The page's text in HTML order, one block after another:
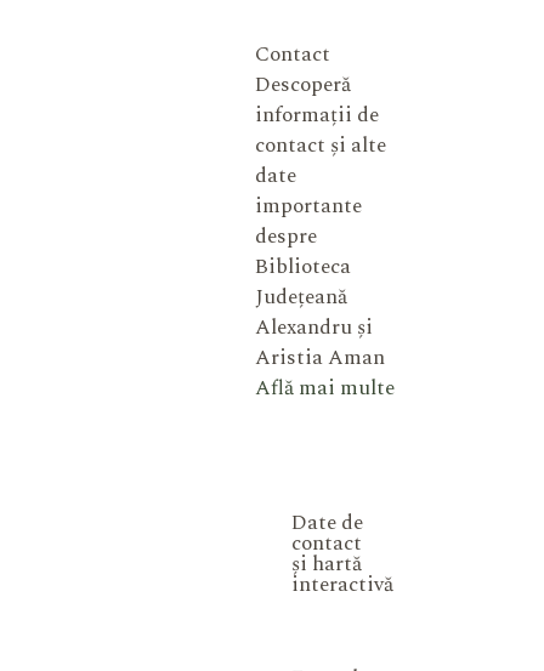
Contact
Descoperă
informații de
contact și alte
date
importante
despre
Biblioteca
Județeană
Alexandru și
Aristia Aman
Află mai multe
Date de
contact
și hartă
interactivă